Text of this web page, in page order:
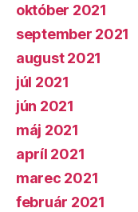
október 2021
september 2021
august 2021
júl 2021
jún 2021
máj 2021
apríl 2021
marec 2021
február 2021